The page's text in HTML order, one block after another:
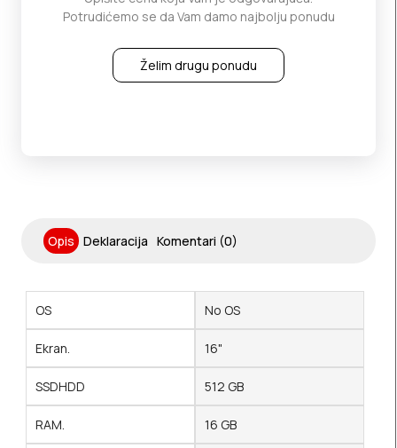
Potrudićemo se da Vam damo najbolju ponudu
Želim drugu ponudu
Opis Deklaracija Komentari (0)
OS No OS
Ekran. 16"
SSDHDD 512 GB
RAM. 16 GB